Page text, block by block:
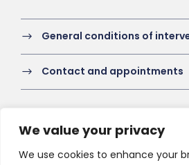
We value your privacy
We use cookies to enhance your
General conditions of
Contact and appointments